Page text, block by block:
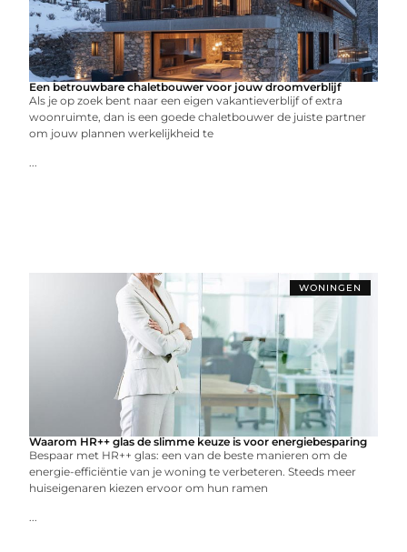
Een betrouwbare chaletbouwer voor jouw droomverblijf
Als je op zoek bent naar een eigen vakantieverblijf of extra
woonruimte, dan is een goede chaletbouwer de juiste partner
om jouw plannen werkelijkheid te
...
WONINGEN
Waarom HR++ glas de slimme keuze is voor energiebesparing
Bespaar met HR++ glas: een van de beste manieren om de
energie-efficiëntie van je woning te verbeteren. Steeds meer
huiseigenaren kiezen ervoor om hun ramen
...